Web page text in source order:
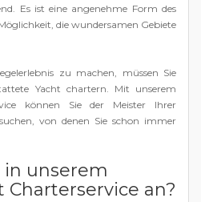
Es ist eine angenehme Form des
die wundersamen Gebiete
zu machen, müssen Sie
Yacht chartern. Mit unserem
können Sie der Meister Ihrer
von denen Sie schon immer
in unserem
Charterservice an?